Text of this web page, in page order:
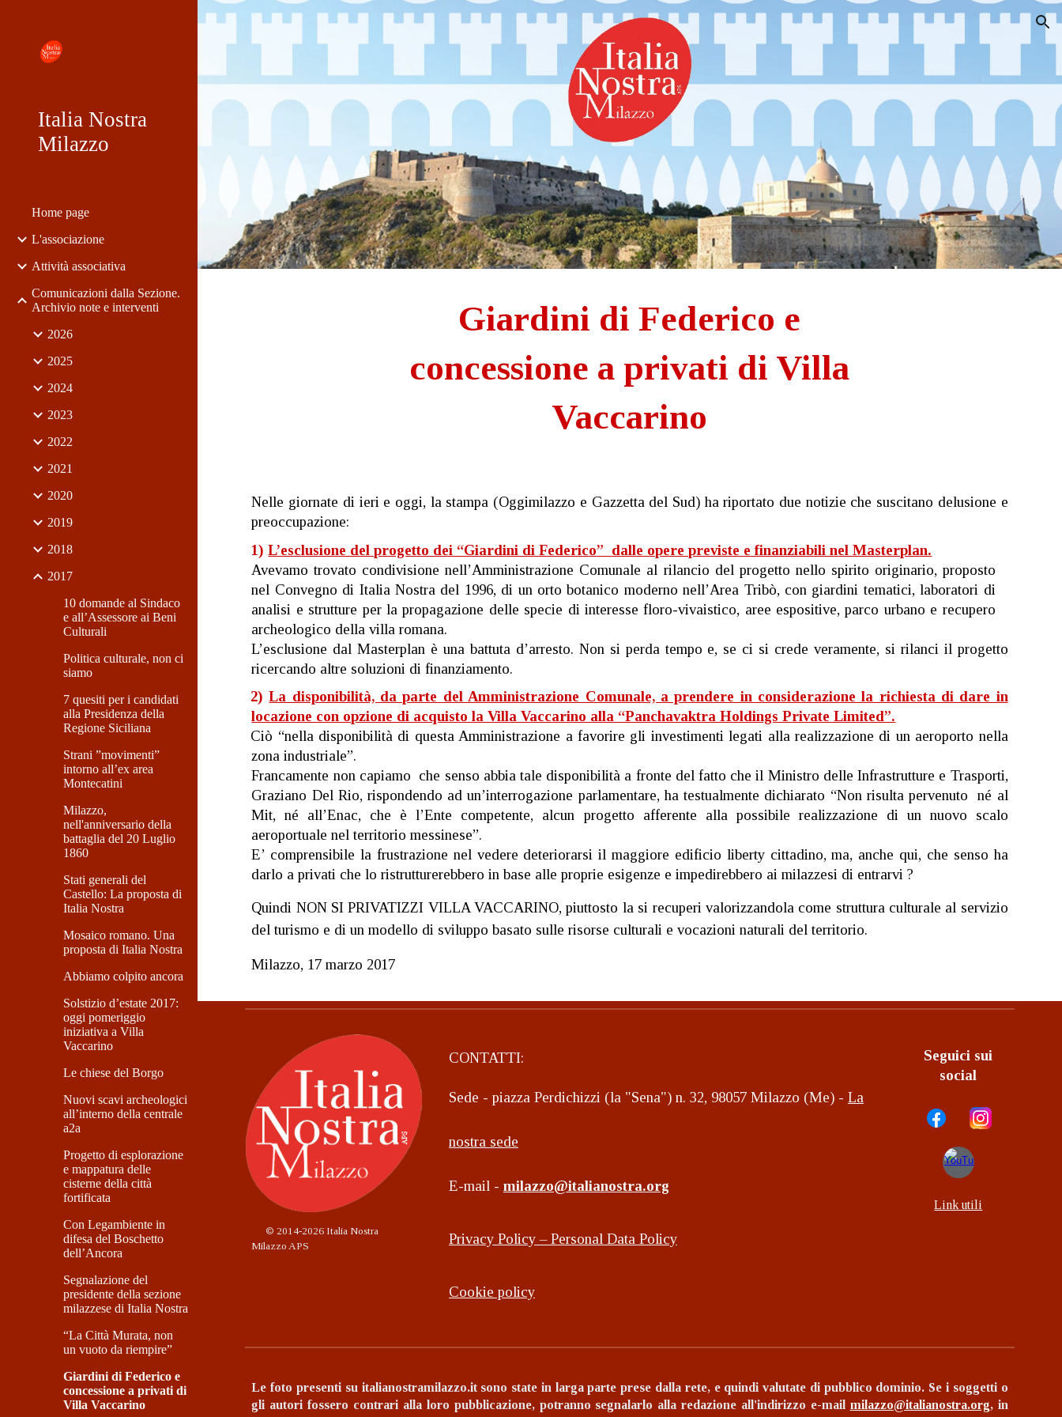
Skip to navigation
Italia Nostra
Milazzo
Home page
L'associazione
Attività associativa
Comunicazioni dalla Sezione.
Archivio note e interventi
2026
2025
2024
2023
2022
2021
2020
2019
2018
2017
10 domande al Sindaco
e all’Assessore ai Beni
Culturali
Politica culturale, non ci
siamo
7 quesiti per i candidati
alla Presidenza della
Regione Siciliana
Strani ”movimenti”
intorno all’ex area
Montecatini
Milazzo,
nell'anniversario della
battaglia del 20 Luglio
1860
Stati generali del
Castello: La proposta di
Italia Nostra
Mosaico romano. Una
proposta di Italia Nostra
Abbiamo colpito ancora
Solstizio d’estate 2017:
oggi pomeriggio
iniziativa a Villa
Vaccarino
Le chiese del Borgo
Nuovi scavi archeologici
all’interno della centrale
a2a
Progetto di esplorazione
e mappatura delle
cisterne della città
fortificata
Con Legambiente in
difesa del Boschetto
dell’Ancora
Segnalazione del
presidente della sezione
milazzese di Italia Nostra
“La Città Murata, non
un vuoto da riempire”
Giardini di Federico e
concessione a privati di
Villa Vaccarino
Giardini di Federico e
concessione a privati di Villa
Vaccarino
Nelle giornate di ieri e oggi, la stampa (Oggimilazzo e Gazzetta del Sud) ha riportato due notizie che suscitano delusione e
preoccupazione:
1)L’esclusione del progetto dei “Giardini di Federico” dalle opere previste e finanziabili nel Masterplan.
Avevamo trovato condivisione nell’Amministrazione Comunale al rilancio del progetto nello spirito originario, proposto
nel Convegno di Italia Nostra del 1996, di un orto botanico moderno nell’Area Tribò, con giardini tematici, laboratori di
analisi e strutture per la propagazione delle specie di interesse floro-vivaistico, aree espositive, parco urbano e recupero
archeologico della villa romana.
L’esclusione dal Masterplan è una battuta d’arresto. Non si perda tempo e, se ci si crede veramente, si rilanci il progetto
ricercando altre soluzioni di finanziamento.
2)La disponibilità, da parte del Amministrazione Comunale, a prendere in considerazione la richiesta di dare in
locazione con opzione di acquisto la Villa Vaccarino alla “Panchavaktra Holdings Private Limited”.
Ciò “nella disponibilità di questa Amministrazione a favorire gli investimenti legati alla realizzazione di un aeroporto nella
zona industriale”.
Francamente non capiamo che senso abbia tale disponibilità a fronte del fatto che il Ministro delle Infrastrutture e Trasporti,
Graziano Del Rio, rispondendo ad un’interrogazione parlamentare, ha testualmente dichiarato “Non risulta pervenuto né al
Mit, né all’Enac, che è l’Ente competente, alcun progetto afferente alla possibile realizzazione di un nuovo scalo
aeroportuale nel territorio messinese”.
E’ comprensibile la frustrazione nel vedere deteriorarsi il maggiore edificio liberty cittadino, ma, anche qui, che senso ha
darlo a privati che lo ristrutturerebbero in base alle proprie esigenze e impedirebbero ai milazzesi di entrarvi ?
Quindi NON SI PRIVATIZZI VILLA VACCARINO, piuttosto la si recuperi valorizzandola come struttura culturale al servizio
del turismo e di un modello di sviluppo basato sulle risorse culturali e vocazioni naturali del territorio.
Milazzo, 17 marzo 2017
© 2014-2026 Italia Nostra
Milazzo APS
CONTATTI:
Sede - piazza Perdichizzi (la "Sena") n. 32, 98057 Milazzo (Me) - La
nostra sede
E-mail - milazzo@italianostra.org
Privacy Policy – Personal Data Policy
Cookie policy
Seguici sui
social
Link utili
Le foto presenti su italianostramilazzo.it sono state in larga parte prese dalla rete, e quindi valutate di pubblico dominio. Se i soggetti o
gli autori fossero contrari alla loro pubblicazione, potranno segnalarlo alla redazione all'indirizzo e-mail milazzo@italianostra.org, in